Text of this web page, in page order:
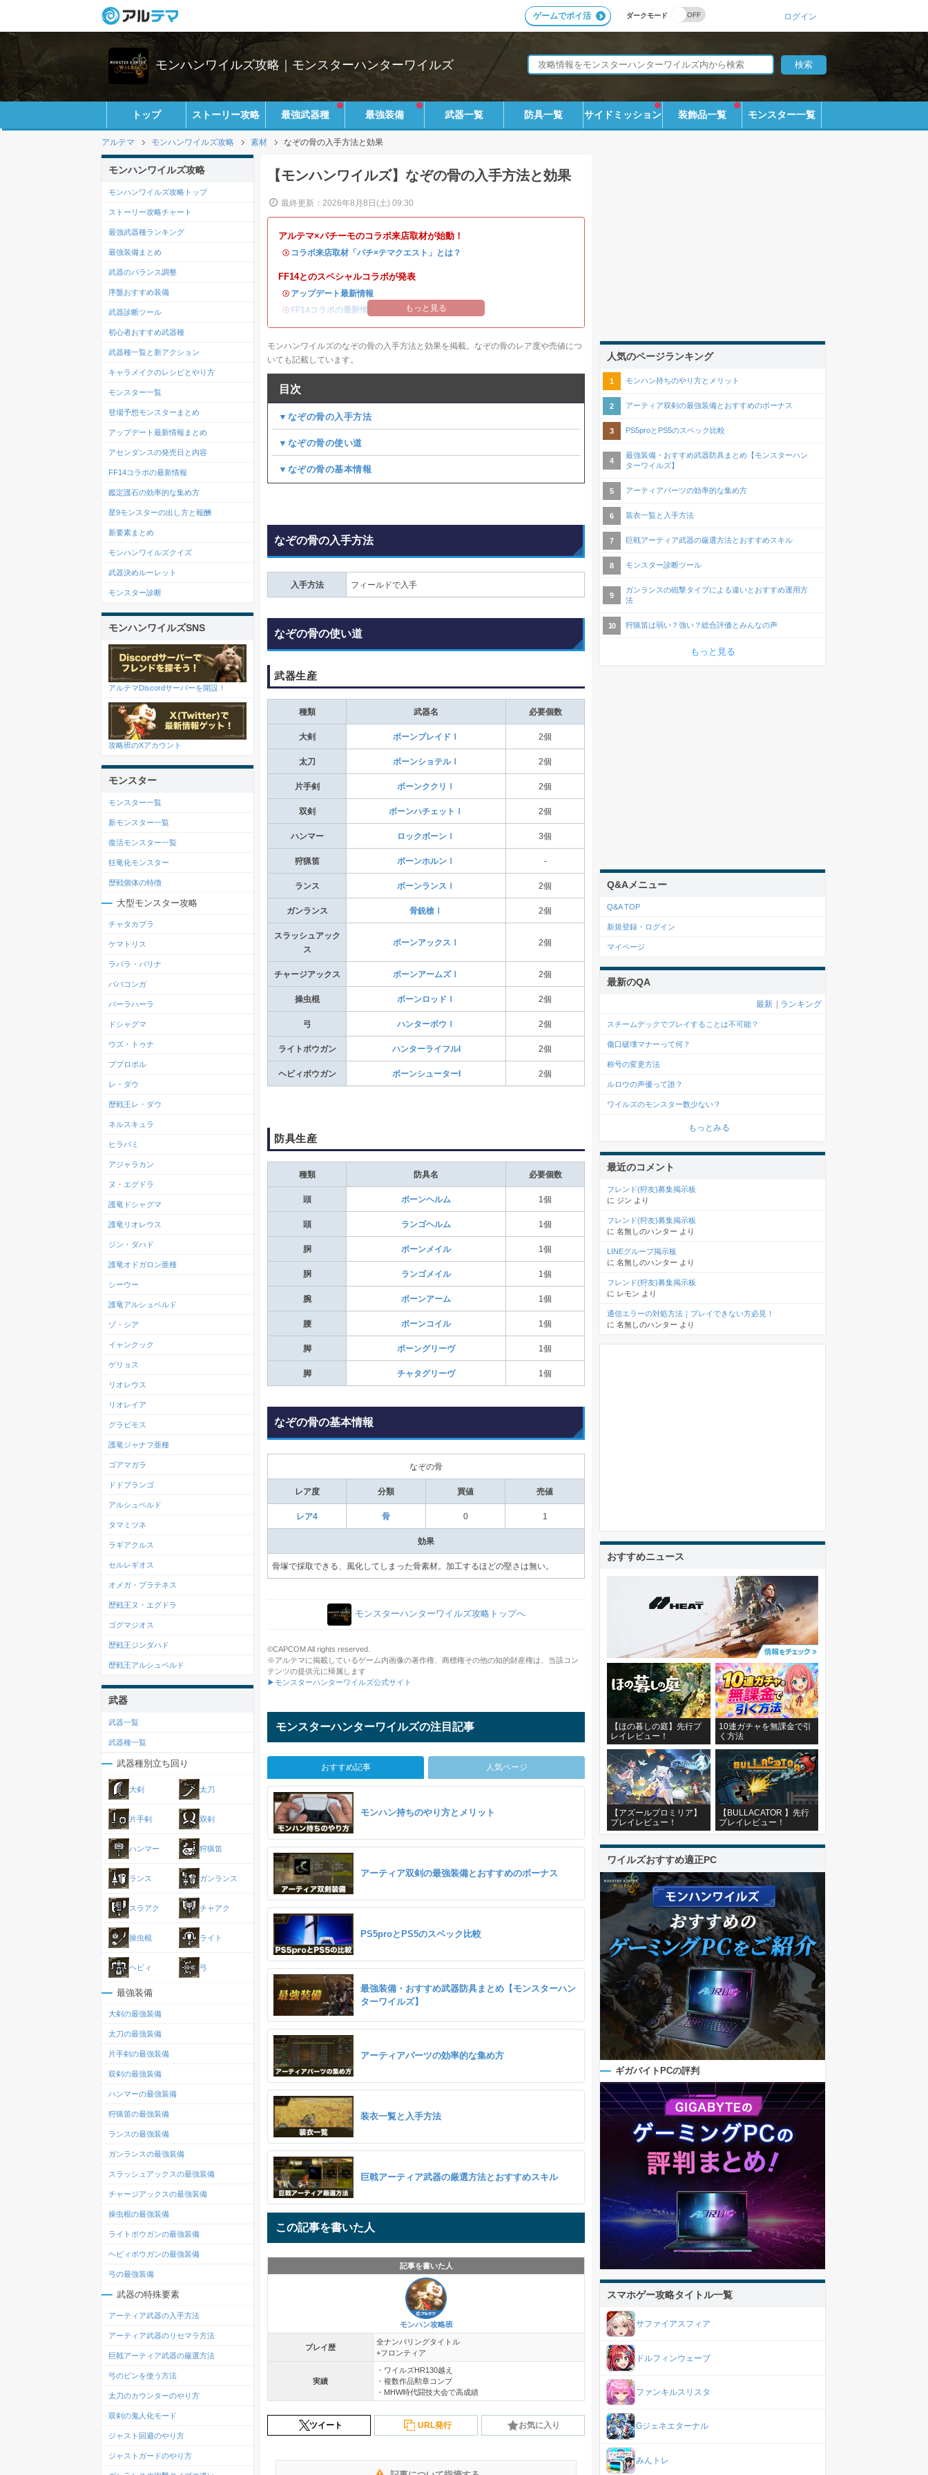
ダークモード
ゲームでポイ活 ログイン
モンハンワイルズ攻略｜モンスターハンターワイルズ
トップ ストーリー攻略 最強武器種 最強装備 武器一覧 防具一覧 サイドミッション 装飾品一覧 モンスター一覧
アルテマ モンハンワイルズ攻略 素材 なぞの骨の入手方法と効果
【モンハンワイルズ】なぞの骨の入手方法と効果
最終更新：2026年8月8日(土) 09:30
アルテマ×パチーモのコラボ来店取材が始動！
・ コラボ来店取材「パチ×テマクエスト」とは？
FF14とのスペシャルコラボが発表
・ アップデート最新情報
・ FF14コラボの最新情報 オメガ・プラネテス攻略
もっと見る
モンハンワイルズのなぞの骨の入手方法と効果を掲載。なぞの骨のレア度や売値につ
いても記載しています。
目次
▼なぞの骨の入手方法
▼なぞの骨の使い道
▼なぞの骨の基本情報
なぞの骨の入手方法
入手方法 フィールドで入手
なぞの骨の使い道
武器生産
種類 武器名 必要個数
大剣 ボーンブレイドⅠ 2個
太刀 ボーンショテルⅠ 2個
片手剣 ボーンククリⅠ 2個
双剣 ボーンハチェットⅠ 2個
ハンマー ロックボーンⅠ 3個
狩猟笛 ボーンホルンⅠ -
ランス ボーンランスⅠ 2個
ガンランス 骨銃槍Ⅰ 2個
スラッシュアック
ス
ボーンアックスⅠ 2個
チャージアックス ボーンアームズⅠ 2個
操虫棍 ボーンロッドⅠ 2個
弓 ハンターボウⅠ 2個
ライトボウガン ハンターライフルI 2個
ヘビィボウガン ボーンシューターI 2個
防具生産
種類 防具名 必要個数
頭 ボーンヘルム 1個
頭 ランゴヘルム 1個
胴 ボーンメイル 1個
胴 ランゴメイル 1個
腕 ボーンアーム 1個
腰 ボーンコイル 1個
脚 ボーングリーヴ 1個
脚 チャタグリーヴ 1個
なぞの骨の基本情報
なぞの骨
レア度 分類 買値 売値
レア4 骨 0 1
効果
骨塚で採取できる、風化してしまった骨素材。加工するほどの堅さは無い。
モンスターハンターワイルズ攻略トップへ
©CAPCOM All rights reserved.
※アルテマに掲載しているゲーム内画像の著作権、商標権その他の知的財産権は、当該コン
テンツの提供元に帰属します
▶モンスターハンターワイルズ公式サイト
モンスターハンターワイルズの注目記事
おすすめ記事 人気ページ
モンハン持ちのやり方とメリット
アーティア双剣の最強装備とおすすめのボーナス
PS5proとPS5のスペック比較
最強装備・おすすめ武器防具まとめ【モンスターハン
ターワイルズ】
アーティアパーツの効率的な集め方
装衣一覧と入手方法
巨戟アーティア武器の厳選方法とおすすめスキル
この記事を書いた人
記事を書いた人
モンハン攻略班
プレイ歴
全ナンバリングタイトル
+フロンティア
実績
・ワイルズHR130越え
・複数作品勲章コンプ
・MHW時代闘技大会で高成績
ツイート URL発行 お気に入り
モンハンワイルズ攻略
モンハンワイルズ攻略トップ
ストーリー攻略チャート
最強武器種ランキング
最強装備まとめ
武器のバランス調整
序盤おすすめ装備
武器診断ツール
初心者おすすめ武器種
武器種一覧と新アクション
キャラメイクのレシピとやり方
モンスター一覧
登場予想モンスターまとめ
アップデート最新情報まとめ
アセンダンスの発売日と内容
FF14コラボの最新情報
鑑定護石の効率的な集め方
星9モンスターの出し方と報酬
新要素まとめ
モンハンワイルズクイズ
武器決めルーレット
モンスター診断
モンハンワイルズSNS
アルテマDiscordサーバーを開設！
攻略班のXアカウント
モンスター
モンスター一覧
新モンスター一覧
復活モンスター一覧
狂竜化モンスター
歴戦個体の特徴
大型モンスター攻略
チャタカブラ
ケマトリス
ラバラ・バリナ
ババコンガ
バーラハーラ
ドシャグマ
ウズ・トゥナ
ププロポル
レ・ダウ
歴戦王レ・ダウ
ネルスキュラ
ヒラバミ
アジャラカン
ヌ・エグドラ
護竜ドシャグマ
護竜リオレウス
ジン・ダハド
護竜オドガロン亜種
シーウー
護竜アルシュベルド
ゾ・シア
イャンクック
ゲリョス
リオレウス
リオレイア
グラビモス
護竜ジャナフ亜種
ゴアマガラ
ドドブランゴ
アルシュベルド
タマミツネ
ラギアクルス
セルレギオス
オメガ・プラテネス
歴戦王ヌ・エグドラ
ゴグマジオス
歴戦王ジンダハド
歴戦王アルシュベルド
武器
武器一覧
武器種一覧
武器種別立ち回り
大剣 太刀
片手剣 双剣
ハンマー 狩猟笛
ランス ガンランス
スラアク チャアク
操虫棍 ライト
ヘビィ 弓
最強装備
大剣の最強装備
太刀の最強装備
片手剣の最強装備
双剣の最強装備
ハンマーの最強装備
狩猟笛の最強装備
ランスの最強装備
ガンランスの最強装備
スラッシュアックスの最強装備
チャージアックスの最強装備
操虫棍の最強装備
ライトボウガンの最強装備
ヘビィボウガンの最強装備
弓の最強装備
武器の特殊要素
アーティア武器の入手方法
アーティア武器のリセマラ方法
巨戟アーティア武器の厳選方法
弓のビンを使う方法
太刀のカウンターのやり方
双剣の鬼人化モード
ジャスト回避のやり方
ジャストガードのやり方
人気のページランキング
モンハン持ちのやり方とメリット
アーティア双剣の最強装備とおすすめのボーナス
PS5proとPS5のスペック比較
最強装備・おすすめ武器防具まとめ【モンスターハン
ターワイルズ】
アーティアパーツの効率的な集め方
装衣一覧と入手方法
巨戟アーティア武器の厳選方法とおすすめスキル
モンスター診断ツール
ガンランスの砲撃タイプによる違いとおすすめ運用方
法
狩猟笛は弱い？強い？総合評価とみんなの声
もっと見る
Q&Aメニュー
Q&A TOP
新規登録・ログイン
マイページ
最新のQA
最新 ランキング
スチームデックでプレイすることは不可能？
傷口破壊マナーって何？
称号の変更方法
ルロウの声優って誰？
ワイルズのモンスター数少ない？
もっとみる
最近のコメント
フレンド(狩友)募集掲示板
に ジン より
フレンド(狩友)募集掲示板
に 名無しのハンター より
LINEグループ掲示板
に 名無しのハンター より
フレンド(狩友)募集掲示板
に レモン より
通信エラーの対処方法｜プレイできない方必見！
に 名無しのハンター より
おすすめニュース
【ほの暮しの庭】先行プ
レイレビュー！
10連ガチャを無課金で引
く方法
【アズールプロミリア】
プレイレビュー！
【BULLACATOR 】先行
プレイレビュー！
ワイルズおすすめ適正PC
ギガバイトPCの評判
スマホゲー攻略タイトル一覧
サファイアスフィア
ドルフィンウェーブ
ファンキルスリスタ
Gジェネエターナル
みんトレ